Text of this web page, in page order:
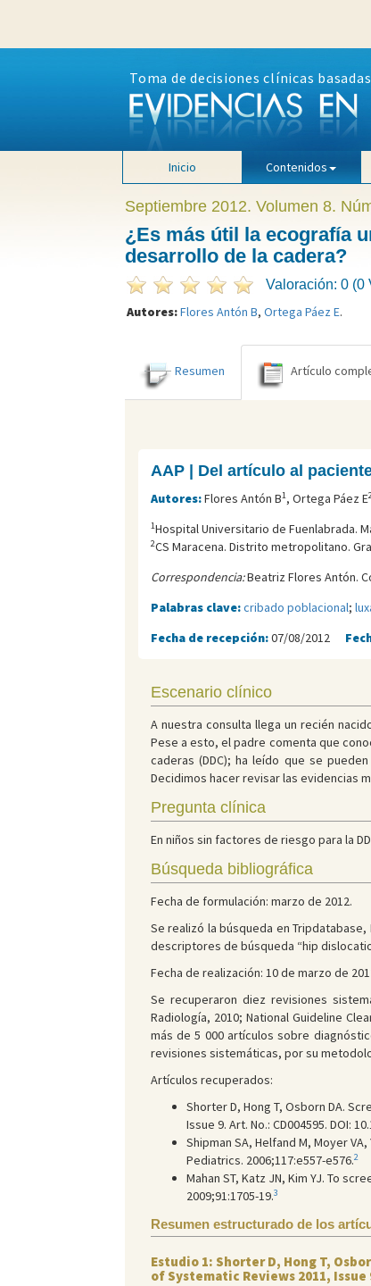
Toma de decisiones clínicas
Inicio Contenidos
Septiembre 2012. Volumen 8.
¿Es más útil la ecografía
desarrollo de la cadera?
Valoración: 0 (0
Autores:Flores Antón B, Ortega Páez E.
Resumen Artículo
AAP | Del artículo al
Autores:Flores Antón B1, Ortega Páez E
1Hospital Universitario de Fuenlabrada.
2CS Maracena. Distrito metropolitano.
Correspondencia:Beatriz Flores Antón.
Palabras clave:cribado poblacional;
Fecha de recepción:07/08/2012
Escenario clínico
A nuestra consulta llega un recién
Pese a esto, el padre comenta que
caderas (DDC); ha leído que se
Decidimos hacer revisar las evidencias
Pregunta clínica
En niños sin factores de riesgo para la
Búsqueda bibliográfica
Fecha de formulación: marzo de 2012.
Se realizó la búsqueda en
descriptores de búsqueda “hip
Fecha de realización: 10 de marzo de
Se recuperaron diez revisiones
Radiología, 2010; National Guideline
más de 5 000 artículos sobre
revisiones sistemáticas, por su
Artículos recuperados:
Shorter D, Hong T, Osborn DA.
Issue 9. Art. No.: CD004595. DOI:
Shipman SA, Helfand M, Moyer
Pediatrics. 2006;117:e557-e576.2
Mahan ST, Katz JN, Kim YJ. To
2009;91:1705-19.3
Resumen estructurado de los
Estudio 1: Shorter D, Hong T,
of Systematic Reviews 2011, Issue